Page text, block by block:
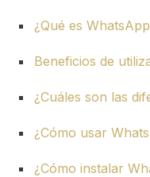
¿Qué es
Beneficios de
¿Cuáles son las
¿Cómo usar
¿Cómo instalar